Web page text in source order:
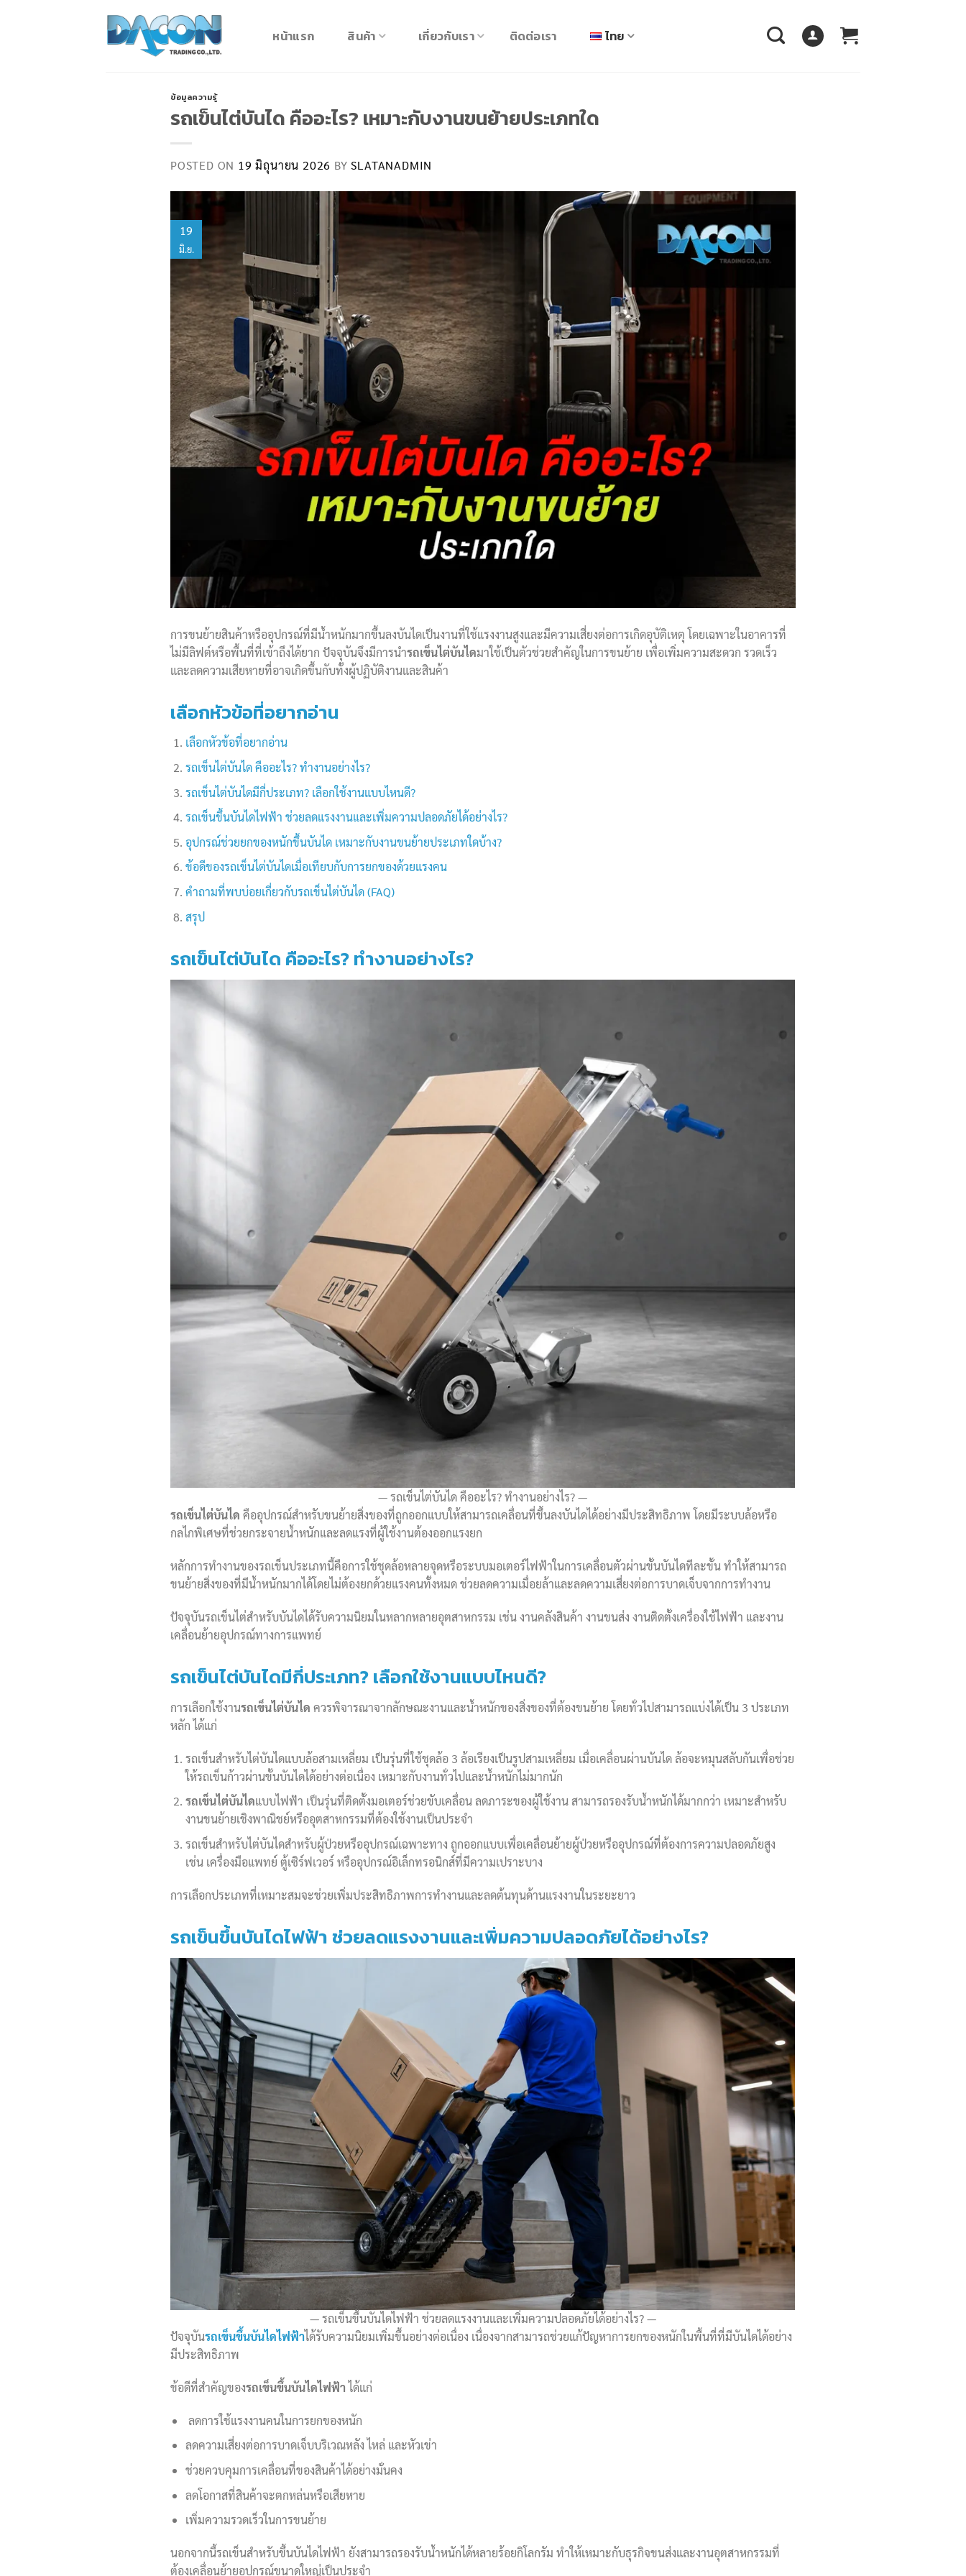
หน้าแรก สินค้า เกี่ยวกับเรา ติดต่อเรา ไทย
ข้อมูลความรู้
รถเข็นไต่บันได คืออะไร? เหมาะกับงานขนย้ายประเภทใด
POSTED ON 19 มิถุนายน 2026 BYSLATANADMIN
19
มิ.ย.
การขนย้ายสินค้าหรืออุปกรณ์ที่มีน้ำหนักมากขึ้นลงบันไดเป็นงานที่ใช้แรงงานสูงและมีความเสี่ยงต่อการเกิดอุบัติเหตุ โดยเฉพาะในอาคารที่
ไม่มีลิฟต์หรือพื้นที่ที่เข้าถึงได้ยาก ปัจจุบันจึงมีการนำรถเข็นไต่บันไดมาใช้เป็นตัวช่วยสำคัญในการขนย้าย เพื่อเพิ่มความสะดวก รวดเร็ว
และลดความเสียหายที่อาจเกิดขึ้นกับทั้งผู้ปฏิบัติงานและสินค้า
เลือกหัวข้อที่อยากอ่าน
เลือกหัวข้อที่อยากอ่าน
รถเข็นไต่บันได คืออะไร? ทำงานอย่างไร?
รถเข็นไต่บันไดมีกี่ประเภท? เลือกใช้งานแบบไหนดี?
รถเข็นขึ้นบันไดไฟฟ้า ช่วยลดแรงงานและเพิ่มความปลอดภัยได้อย่างไร?
อุปกรณ์ช่วยยกของหนักขึ้นบันได เหมาะกับงานขนย้ายประเภทใดบ้าง?
ข้อดีของรถเข็นไต่บันไดเมื่อเทียบกับการยกของด้วยแรงคน
คำถามที่พบบ่อยเกี่ยวกับรถเข็นไต่บันได (FAQ)
สรุป
รถเข็นไต่บันได คืออะไร? ทำงานอย่างไร?
รถเข็นไต่บันได คืออะไร? ทำงานอย่างไร?
รถเข็นไต่บันได คืออุปกรณ์สำหรับขนย้ายสิ่งของที่ถูกออกแบบให้สามารถเคลื่อนที่ขึ้นลงบันไดได้อย่างมีประสิทธิภาพ โดยมีระบบล้อหรือ
กลไกพิเศษที่ช่วยกระจายน้ำหนักและลดแรงที่ผู้ใช้งานต้องออกแรงยก
หลักการทำงานของรถเข็นประเภทนี้คือการใช้ชุดล้อหลายจุดหรือระบบมอเตอร์ไฟฟ้าในการเคลื่อนตัวผ่านขั้นบันไดทีละขั้น ทำให้สามารถ
ขนย้ายสิ่งของที่มีน้ำหนักมากได้โดยไม่ต้องยกด้วยแรงคนทั้งหมด ช่วยลดความเมื่อยล้าและลดความเสี่ยงต่อการบาดเจ็บจากการทำงาน
ปัจจุบันรถเข็นไต่สำหรับบันไดได้รับความนิยมในหลากหลายอุตสาหกรรม เช่น งานคลังสินค้า งานขนส่ง งานติดตั้งเครื่องใช้ไฟฟ้า และงาน
เคลื่อนย้ายอุปกรณ์ทางการแพทย์
รถเข็นไต่บันไดมีกี่ประเภท? เลือกใช้งานแบบไหนดี?
การเลือกใช้งานรถเข็นไต่บันได ควรพิจารณาจากลักษณะงานและน้ำหนักของสิ่งของที่ต้องขนย้าย โดยทั่วไปสามารถแบ่งได้เป็น 3 ประเภท
หลัก ได้แก่
รถเข็นสำหรับไต่บันไดแบบล้อสามเหลี่ยม เป็นรุ่นที่ใช้ชุดล้อ 3 ล้อเรียงเป็นรูปสามเหลี่ยม เมื่อเคลื่อนผ่านบันได ล้อจะหมุนสลับกันเพื่อช่วย
ให้รถเข็นก้าวผ่านขั้นบันไดได้อย่างต่อเนื่อง เหมาะกับงานทั่วไปและน้ำหนักไม่มากนัก
รถเข็นไต่บันไดแบบไฟฟ้า เป็นรุ่นที่ติดตั้งมอเตอร์ช่วยขับเคลื่อน ลดภาระของผู้ใช้งาน สามารถรองรับน้ำหนักได้มากกว่า เหมาะสำหรับ
งานขนย้ายเชิงพาณิชย์หรืออุตสาหกรรมที่ต้องใช้งานเป็นประจำ
รถเข็นสำหรับไต่บันไดสำหรับผู้ป่วยหรืออุปกรณ์เฉพาะทาง ถูกออกแบบเพื่อเคลื่อนย้ายผู้ป่วยหรืออุปกรณ์ที่ต้องการความปลอดภัยสูง
เช่น เครื่องมือแพทย์ ตู้เซิร์ฟเวอร์ หรืออุปกรณ์อิเล็กทรอนิกส์ที่มีความเปราะบาง
การเลือกประเภทที่เหมาะสมจะช่วยเพิ่มประสิทธิภาพการทำงานและลดต้นทุนด้านแรงงานในระยะยาว
รถเข็นขึ้นบันไดไฟฟ้า ช่วยลดแรงงานและเพิ่มความปลอดภัยได้อย่างไร?
รถเข็นขึ้นบันไดไฟฟ้า ช่วยลดแรงงานและเพิ่มความปลอดภัยได้อย่างไร?
ปัจจุบันรถเข็นขึ้นบันไดไฟฟ้าได้รับความนิยมเพิ่มขึ้นอย่างต่อเนื่อง เนื่องจากสามารถช่วยแก้ปัญหาการยกของหนักในพื้นที่ที่มีบันไดได้อย่าง
มีประสิทธิภาพ
ข้อดีที่สำคัญของรถเข็นขึ้นบันไดไฟฟ้าได้แก่
ลดการใช้แรงงานคนในการยกของหนัก
ลดความเสี่ยงต่อการบาดเจ็บบริเวณหลัง ไหล่ และหัวเข่า
ช่วยควบคุมการเคลื่อนที่ของสินค้าได้อย่างมั่นคง
ลดโอกาสที่สินค้าจะตกหล่นหรือเสียหาย
เพิ่มความรวดเร็วในการขนย้าย
นอกจากนี้รถเข็นสำหรับขึ้นบันไดไฟฟ้า ยังสามารถรองรับน้ำหนักได้หลายร้อยกิโลกรัม ทำให้เหมาะกับธุรกิจขนส่งและงานอุตสาหกรรมที่
ต้องเคลื่อนย้ายอุปกรณ์ขนาดใหญ่เป็นประจำ